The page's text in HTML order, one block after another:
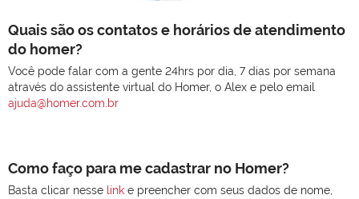
Quais são os contatos e horários de atendimento
do homer?
Você pode falar com a gente 24hrs por dia, 7 dias por semana
através do assistente virtual do Homer, o Alex e pelo email
ajuda@homer.com.br
Como faço para me cadastrar no Homer?
Basta clicar nesse link e preencher com seus dados de nome,